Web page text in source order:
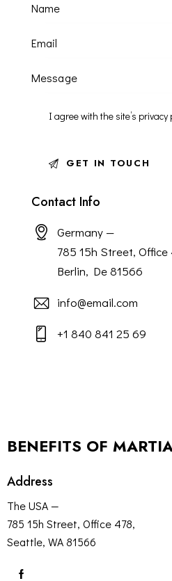
I agree with the site’s privacy
Contact Info
Germany —
785 15h Street, Office
Berlin, De 81566
info@email.com
+1 840 841 25 69
BENEFITS OF
Address
The USA —
785 15h Street, Office 478,
Seattle, WA 81566